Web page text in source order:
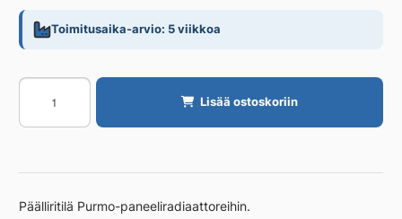
Toimitusaika-arvio: 5 viikkoa
Päälliritilä
PURMO
Tarvikkeet
21S/
määrä
Lisää ostoskoriin
Päälliritilä Purmo-paneeliradiaattoreihin.